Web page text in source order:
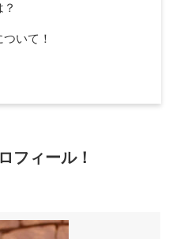
いて！
フィール！